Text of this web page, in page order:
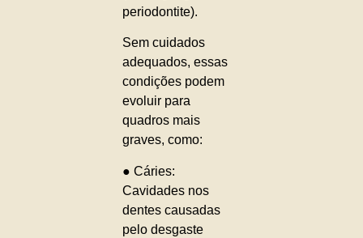
periodontite).
Sem cuidados
adequados, essas
condições podem
evoluir para
quadros mais
graves, como:
● Cáries:
Cavidades nos
dentes causadas
pelo desgaste